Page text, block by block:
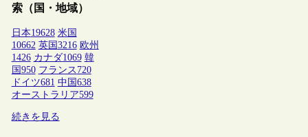
索（国・地域）
日本19628 米国
10662 英国 3216 欧州
1426 カナダ1069 韓
国 950 フランス 720
ドイツ681 中国 638
オーストラリア599
続きを見る